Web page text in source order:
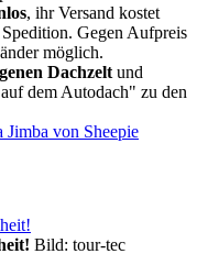
, ihr Versand kostet
Gegen Aufpreis
möglich.
Dachzelt und
dem Autodach" zu den
Jimba von Sheepie
Bild: tour-tec